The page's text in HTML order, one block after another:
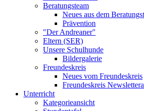
Beratungsteam
Neues aus dem
Prävention
"Der Andreaner"
Eltern (SER)
Unsere Schulhunde
Bildergalerie
Freundeskreis
Neues vom Freundeskreis
Freundeskreis
Unterricht
Kategorieansicht